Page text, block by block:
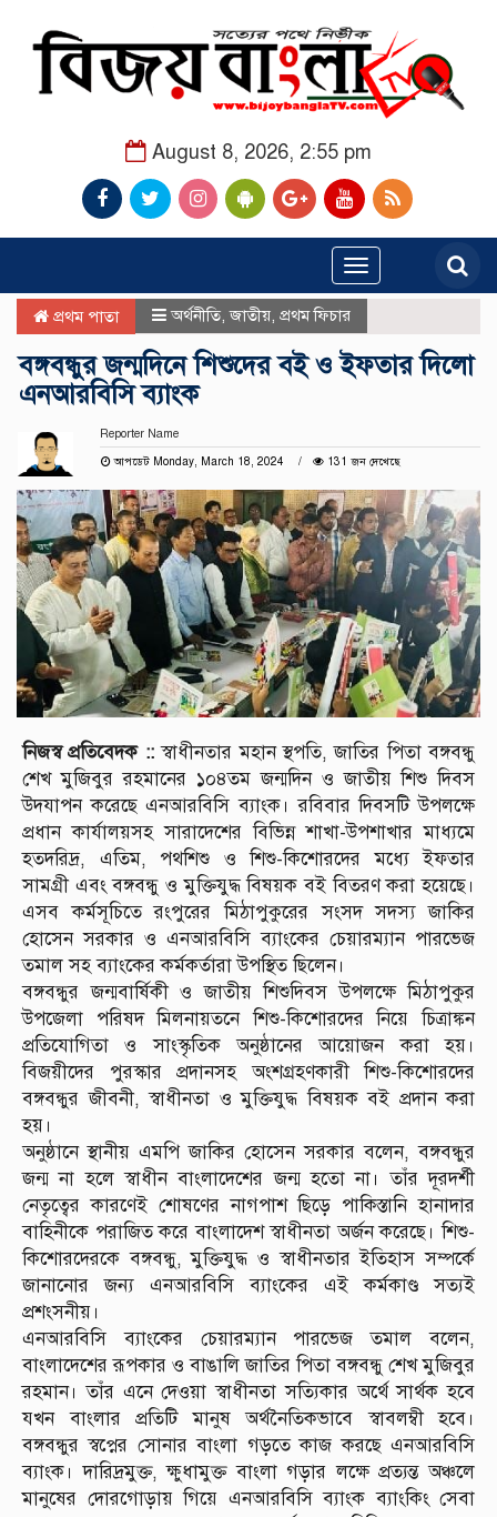
August 8, 2026, 2:55 pm
Toggle
navigation
প্রথম পাতা অর্থনীতি ,জাতীয় প্রথম ফিচার
বঙ্গবন্ধুর জন্মদিনে শিশুদের বই ও ইফতার দিলো
এনআরবিসি ব্যাংক
Reporter Name
আপডেট Monday, March 18, 2024
131 জন দেখেছে
নিজস্ব প্রতিবেদক ::স্বাধীনতার মহান স্থপতি, জাতির পিতা বঙ্গবন্ধু
শেখ মুজিবুর রহমানের ১০৪তম জন্মদিন ও জাতীয় শিশু দিবস
উদযাপন করেছে এনআরবিসি ব্যাংক। রবিবার দিবসটি উপলক্ষে
প্রধান কার্যালয়সহ সারাদেশের বিভিন্ন শাখা-উপশাখার মাধ্যমে
হতদরিদ্র, এতিম, পথশিশু ও শিশু-কিশোরদের মধ্যে ইফতার
সামগ্রী এবং বঙ্গবন্ধু ও মুক্তিযুদ্ধ বিষয়ক বই বিতরণ করা হয়েছে।
এসব কর্মসূচিতে রংপুরের মিঠাপুকুরের সংসদ সদস্য জাকির
হোসেন সরকার ও এনআরবিসি ব্যাংকের চেয়ারম্যান পারভেজ
তমাল সহ ব্যাংকের কর্মকর্তারা উপস্থিত ছিলেন।
বঙ্গবন্ধুর জন্মবার্ষিকী ও জাতীয় শিশুদিবস উপলক্ষে মিঠাপুকুর
উপজেলা পরিষদ মিলনায়তনে শিশু-কিশোরদের নিয়ে চিত্রাঙ্কন
প্রতিযোগিতা ও সাংস্কৃতিক অনুষ্ঠানের আয়োজন করা হয়।
বিজয়ীদের পুরস্কার প্রদানসহ অংশগ্রহণকারী শিশু-কিশোরদের
বঙ্গবন্ধুর জীবনী, স্বাধীনতা ও মুক্তিযুদ্ধ বিষয়ক বই প্রদান করা
হয়।
অনুষ্ঠানে স্থানীয় এমপি জাকির হোসেন সরকার বলেন, বঙ্গবন্ধুর
জন্ম না হলে স্বাধীন বাংলাদেশের জন্ম হতো না। তাঁর দূরদর্শী
নেতৃত্বের কারণেই শোষণের নাগপাশ ছিড়ে পাকিস্তানি হানাদার
বাহিনীকে পরাজিত করে বাংলাদেশ স্বাধীনতা অর্জন করেছে। শিশু-
কিশোরদেরকে বঙ্গবন্ধু, মুক্তিযুদ্ধ ও স্বাধীনতার ইতিহাস সম্পর্কে
জানানোর জন্য এনআরবিসি ব্যাংকের এই কর্মকাণ্ড সত্যই
প্রশংসনীয়।
এনআরবিসি ব্যাংকের চেয়ারম্যান পারভেজ তমাল বলেন,
বাংলাদেশের রূপকার ও বাঙালি জাতির পিতা বঙ্গবন্ধু শেখ মুজিবুর
রহমান। তাঁর এনে দেওয়া স্বাধীনতা সত্যিকার অর্থে সার্থক হবে
যখন বাংলার প্রতিটি মানুষ অর্থনৈতিকভাবে স্বাবলম্বী হবে।
বঙ্গবন্ধুর স্বপ্নের সোনার বাংলা গড়তে কাজ করছে এনআরবিসি
ব্যাংক। দারিদ্রমুক্ত, ক্ষুধামুক্ত বাংলা গড়ার লক্ষে প্রত্যন্ত অঞ্চলে
মানুষের দোরগোড়ায় গিয়ে এনআরবিসি ব্যাংক ব্যাংকিং সেবা